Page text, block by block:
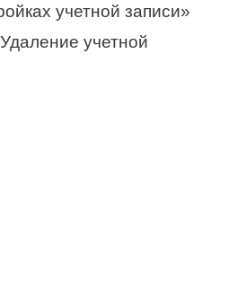
учетной записи»
учетной